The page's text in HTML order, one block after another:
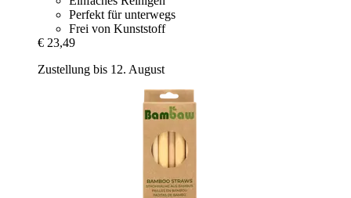
Perfekt für unterwegs
Frei von Kunststoff
€ 23,49
Zustellung bis 12. August